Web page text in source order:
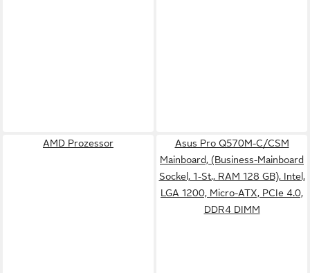
AMD Prozessor
Asus Pro Q570M-C/CSM
Mainboard, (Business-Mainboard
Sockel, 1-St., RAM 128 GB), Intel,
LGA 1200, Micro-ATX, PCIe 4.0,
DDR4 DIMM